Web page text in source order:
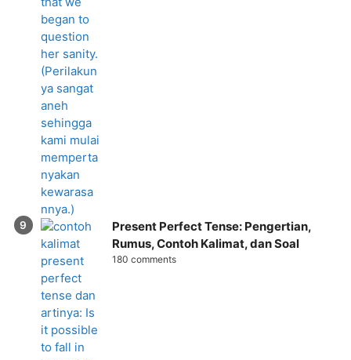
Present Perfect Tense: Pengertian,
Rumus, Contoh Kalimat, dan Soal
180 comments